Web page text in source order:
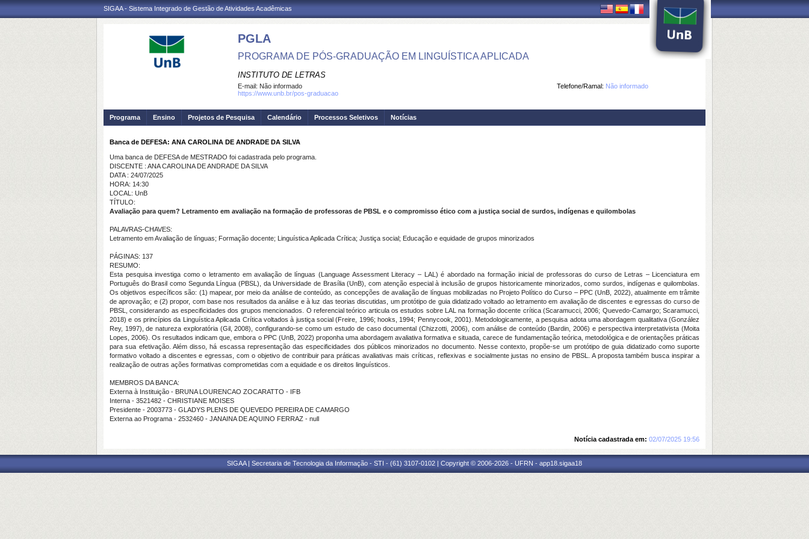
SIGAA - Sistema Integrado de Gestão de Atividades Acadêmicas
PGLA
PROGRAMA DE PÓS-GRADUAÇÃO EM LINGUÍSTICA APLICADA
INSTITUTO DE LETRAS
Telefone/Ramal: Não informado
E-mail: Não informado
https://www.unb.br/pos-graduacao
Programa Ensino Projetos de Pesquisa Calendário Processos Seletivos Notícias
Banca de DEFESA: ANA CAROLINA DE ANDRADE DA SILVA
Uma banca de DEFESA de MESTRADO foi cadastrada pelo programa.
DISCENTE : ANA CAROLINA DE ANDRADE DA SILVA
DATA : 24/07/2025
HORA: 14:30
LOCAL: UnB
TÍTULO:
Avaliação para quem? Letramento em avaliação na formação de professoras de PBSL e o compromisso ético com a justiça social de surdos, indígenas e quilombolas
PALAVRAS-CHAVES:
Letramento em Avaliação de línguas; Formação docente; Linguística Aplicada Crítica; Justiça social; Educação e equidade de grupos minorizados
PÁGINAS: 137
RESUMO:
Esta pesquisa investiga como o letramento em avaliação de línguas (Language Assessment Literacy – LAL) é abordado na formação inicial de professoras do curso de Letras – Licenciatura em
Português do Brasil como Segunda Língua (PBSL), da Universidade de Brasília (UnB), com atenção especial à inclusão de grupos historicamente minorizados, como surdos, indígenas e quilombolas.
Os objetivos específicos são: (1) mapear, por meio da análise de conteúdo, as concepções de avaliação de línguas mobilizadas no Projeto Político do Curso – PPC (UnB, 2022), atualmente em trâmite
de aprovação; e (2) propor, com base nos resultados da análise e à luz das teorias discutidas, um protótipo de guia didatizado voltado ao letramento em avaliação de discentes e egressas do curso de
PBSL, considerando as especificidades dos grupos mencionados. O referencial teórico articula os estudos sobre LAL na formação docente crítica (Scaramucci, 2006; Quevedo-Camargo; Scaramucci,
2018) e os princípios da Linguística Aplicada Crítica voltados à justiça social (Freire, 1996; hooks, 1994; Pennycook, 2001). Metodologicamente, a pesquisa adota uma abordagem qualitativa (González
Rey, 1997), de natureza exploratória (Gil, 2008), configurando-se como um estudo de caso documental (Chizzotti, 2006), com análise de conteúdo (Bardin, 2006) e perspectiva interpretativista (Moita
Lopes, 2006). Os resultados indicam que, embora o PPC (UnB, 2022) proponha uma abordagem avaliativa formativa e situada, carece de fundamentação teórica, metodológica e de orientações práticas
para sua efetivação. Além disso, há escassa representação das especificidades dos públicos minorizados no documento. Nesse contexto, propõe-se um protótipo de guia didatizado como suporte
formativo voltado a discentes e egressas, com o objetivo de contribuir para práticas avaliativas mais críticas, reflexivas e socialmente justas no ensino de PBSL. A proposta também busca inspirar a
realização de outras ações formativas comprometidas com a equidade e os direitos linguísticos.
MEMBROS DA BANCA:
Externa à Instituição - BRUNA LOURENCAO ZOCARATTO - IFB
Interna - 3521482 - CHRISTIANE MOISES
Presidente - 2003773 - GLADYS PLENS DE QUEVEDO PEREIRA DE CAMARGO
Externa ao Programa - 2532460 - JANAINA DE AQUINO FERRAZ - null
Notícia cadastrada em: 02/07/2025 19:56
SIGAA | Secretaria de Tecnologia da Informação - STI - (61) 3107-0102 | Copyright © 2006-2026 - UFRN - app18.sigaa18